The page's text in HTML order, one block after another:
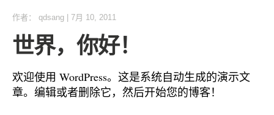
作者： qdsang 7月 10, 2011
世界，你好！
欢迎使用 WordPress。这是系统自动生成的演示文
章。编辑或者删除它，然后开始您的博客！